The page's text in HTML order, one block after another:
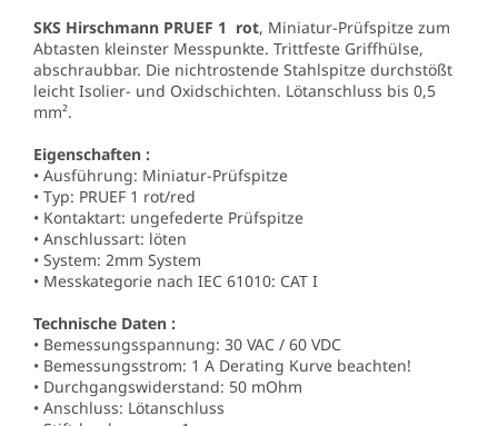
SKS Hirschmann PRUEF 1 rot, Miniatur-Prüfspitze zum
Abtasten kleinster Messpunkte. Trittfeste Griffhülse,
abschraubbar. Die nichtrostende Stahlspitze durchstößt
leicht Isolier- und Oxidschichten. Lötanschluss bis 0,5
mm².
Eigenschaften :
• Ausführung: Miniatur-Prüfspitze
• Typ: PRUEF 1 rot/red
• Kontaktart: ungefederte Prüfspitze
• Anschlussart: löten
• System: 2mm System
• Messkategorie nach IEC 61010: CAT I
Technische Daten :
• Bemessungsspannung: 30 VAC / 60 VDC
• Bemessungsstrom: 1 A Derating Kurve beachten!
• Durchgangswiderstand: 50 mOhm
• Anschluss: Lötanschluss